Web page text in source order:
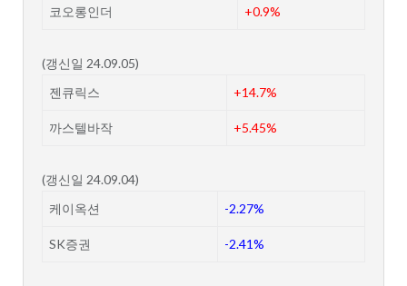
코오롱인더
+0.9%
(갱신일 24.09.05)
젠큐릭스
+14.7%
까스텔바작 +5.45%
(갱신일 24.09.04)
케이옥션
-2.27%
SK증권 -2.41%